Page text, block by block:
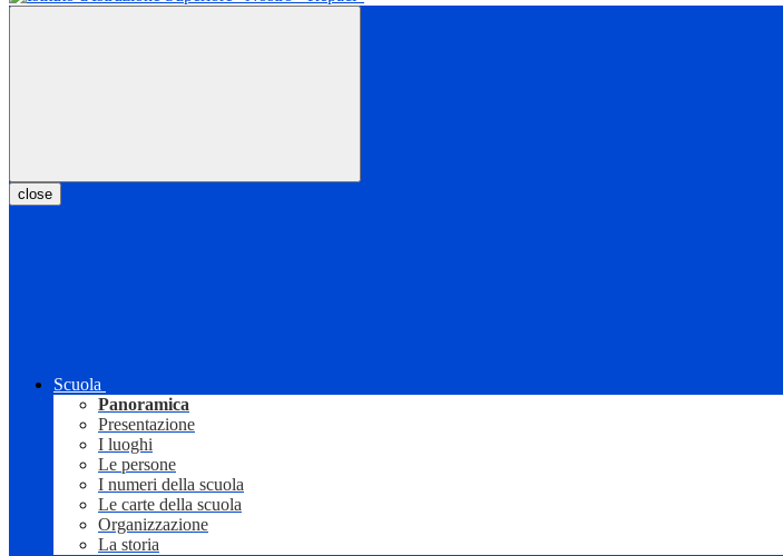
close
Scuola
Panoramica
Presentazione
I luoghi
Le persone
I numeri della scuola
Le carte della scuola
Organizzazione
La storia